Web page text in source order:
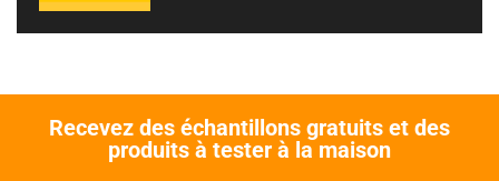
Recevez des échantillons gratuits et des
produits à tester à la maison